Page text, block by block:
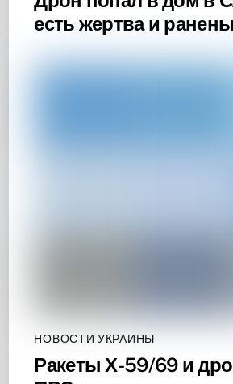
есть жертва и
НОВОСТИ УКРАИНЫ
Ракеты Х-59/69 и